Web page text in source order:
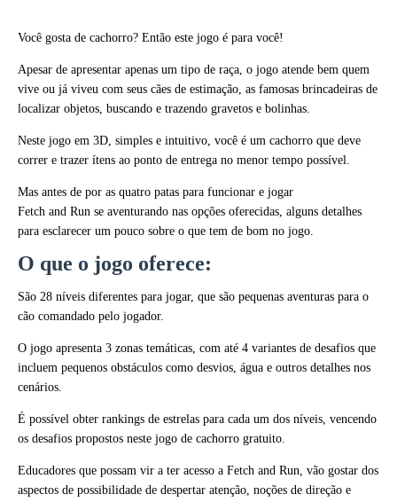
Você gosta de cachorro? Então este jogo é para você!
Apesar de apresentar apenas um tipo de raça, o jogo atende bem quem
vive ou já viveu com seus cães de estimação, as famosas brincadeiras de
localizar objetos, buscando e trazendo gravetos e bolinhas.
Neste jogo em 3D, simples e intuitivo, você é um cachorro que deve
correr e trazer ítens ao ponto de entrega no menor tempo possível.
Mas antes de por as quatro patas para funcionar e jogar
Fetch and Run se aventurando nas opções oferecidas, alguns detalhes
para esclarecer um pouco sobre o que tem de bom no jogo.
O que o jogo oferece:
São 28 níveis diferentes para jogar, que são pequenas aventuras para o
cão comandado pelo jogador.
O jogo apresenta 3 zonas temáticas, com até 4 variantes de desafios que
incluem pequenos obstáculos como desvios, água e outros detalhes nos
cenários.
É possível obter rankings de estrelas para cada um dos níveis, vencendo
os desafios propostos neste jogo de cachorro gratuito.
Educadores que possam vir a ter acesso a Fetch and Run, vão gostar dos
aspectos de possibilidade de despertar atenção, noções de direção e